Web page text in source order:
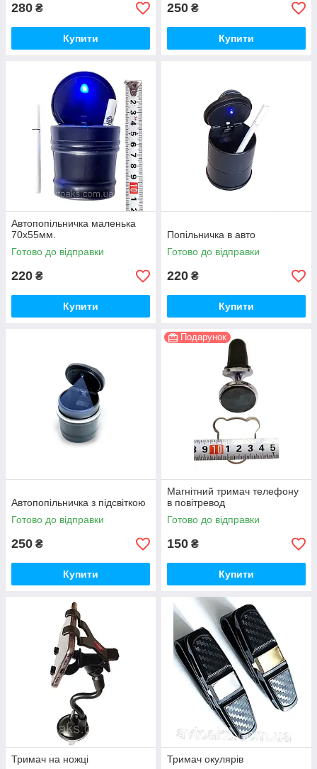
280 ₴
Купити
250 ₴
Купити
Автопопільничка маленька
70х55мм.
Готово до відправки
220 ₴
Купити
Попільничка в авто
Готово до відправки
220 ₴
Купити
Автопопільничка з підсвіткою
Готово до відправки
250 ₴
Купити
Подарунок
Магнітний тримач телефону
в повітревод
Готово до відправки
150 ₴
Купити
Тримач на ножці
Тримач окулярів